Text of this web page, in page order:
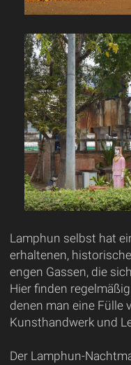
Lamphun selbst hat
erhaltenen,
engen Gassen, die
Hier finden
denen man eine Fülle
Kunsthandwerk und
Der Lamphun-